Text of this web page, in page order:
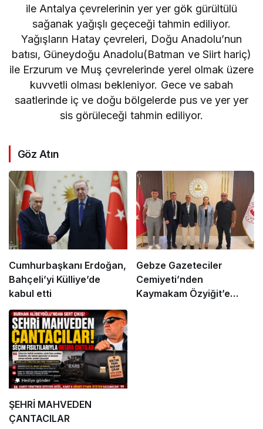
ile Antalya çevrelerinin yer yer gök gürültülü
sağanak yağışlı geçeceği tahmin ediliyor.
Yağışların Hatay çevreleri, Doğu Anadolu’nun
batısı, Güneydoğu Anadolu(Batman ve Siirt hariç)
ile Erzurum ve Muş çevrelerinde yerel olmak üzere
kuvvetli olması bekleniyor. Gece ve sabah
saatlerinde iç ve doğu bölgelerde pus ve yer yer
sis görüleceği tahmin ediliyor.
Göz Atın
Cumhurbaşkanı Erdoğan,
Bahçeli’yi Külliye’de
kabul etti
Gebze Gazeteciler
Cemiyeti’nden
Kaymakam Özyiğit’e
ŞEHRİ MAHVEDEN
ÇANTACILAR